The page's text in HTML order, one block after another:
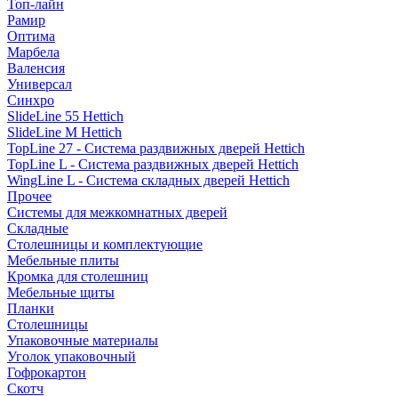
Топ-лайн
Рамир
Оптима
Марбела
Валенсия
Универсал
Синхро
SlideLine 55 Hettich
SlideLine M Hettich
TopLine 27 - Система раздвижных дверей Hettich
TopLine L - Система раздвижных дверей Hettich
WingLine L - Система складных дверей Hettich
Прочее
Системы для межкомнатных дверей
Складные
Столешницы и комплектующие
Мебельные плиты
Кромка для столешниц
Мебельные щиты
Планки
Столешницы
Упаковочные материалы
Уголок упаковочный
Гофрокартон
Скотч